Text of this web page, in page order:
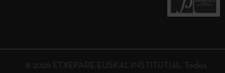
© 2026 ETXEPARE EUSKAL INSTITUTUA. Todos